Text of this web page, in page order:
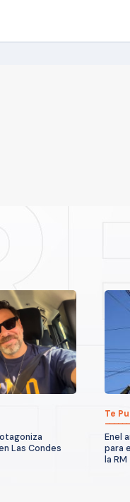
Las Condes
Te
Enel
para
la RM